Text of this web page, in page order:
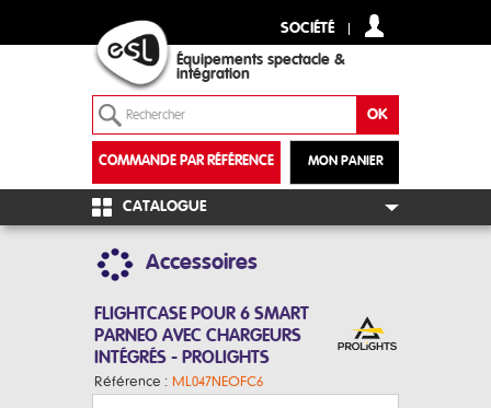
SOCIÉTÉ
Équipements spectacle &
intégration
MON PANIER
COMMANDE PAR RÉFÉRENCE
+
CATALOGUE
Accessoires
FLIGHTCASE POUR 6 SMART
PARNEO AVEC CHARGEURS
INTÉGRÉS - PROLIGHTS
Référence : ML047NEOFC6